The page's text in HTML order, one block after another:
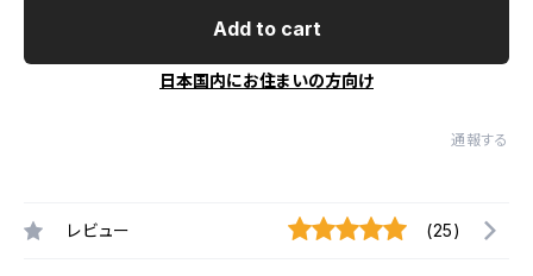
Add to cart
日本国内にお住まいの方向け
通報する
レビュー (25)